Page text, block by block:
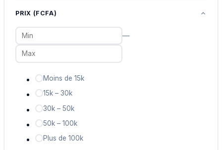
PRIX (FCFA)
—
Moins de 15k
15k – 30k
30k – 50k
50k – 100k
Plus de 100k